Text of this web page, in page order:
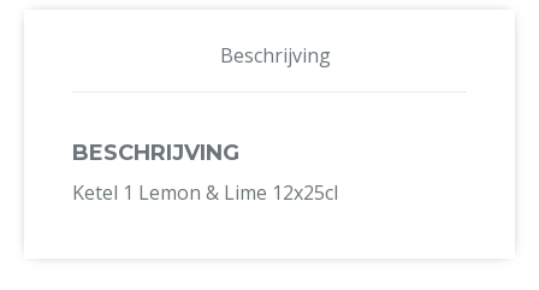
Beschrijving
BESCHRIJVING
Ketel 1 Lemon & Lime 12x25cl